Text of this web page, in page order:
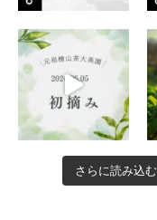
さらに読み込む